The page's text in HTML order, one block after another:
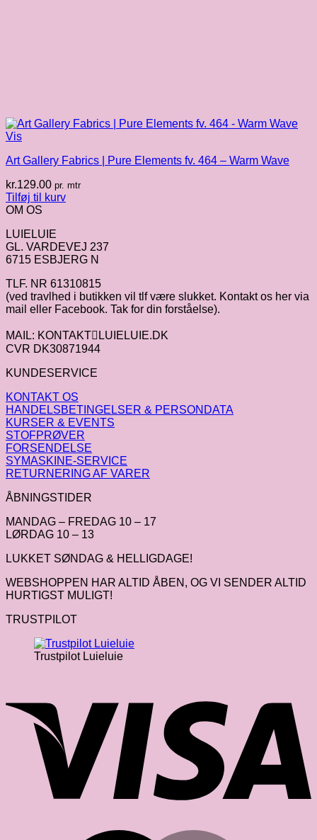
Vis
Art Gallery Fabrics | Pure Elements fv. 464 – Warm Wave
kr.129.00 pr. mtr
Tilføj til kurv
OM OS
LUIELUIE
GL. VARDEVEJ 237
6715 ESBJERG N
TLF. NR 61310815
(ved travlhed i butikken vil tlf være slukket. Kontakt os her via
mail eller Facebook. Tak for din forståelse).
MAIL: KONTAKTLUIELUIE.DK
CVR DK30871944
KUNDESERVICE
KONTAKT OS
HANDELSBETINGELSER & PERSONDATA
KURSER & EVENTS
STOFPRØVER
FORSENDELSE
SYMASKINE-SERVICE
RETURNERING AF VARER
ÅBNINGSTIDER
MANDAG – FREDAG 10 – 17
LØRDAG 10 – 13
LUKKET SØNDAG & HELLIGDAGE!
WEBSHOPPEN HAR ALTID ÅBEN, OG VI SENDER ALTID
HURTIGST MULIGT!
TRUSTPILOT
Trustpilot Luieluie